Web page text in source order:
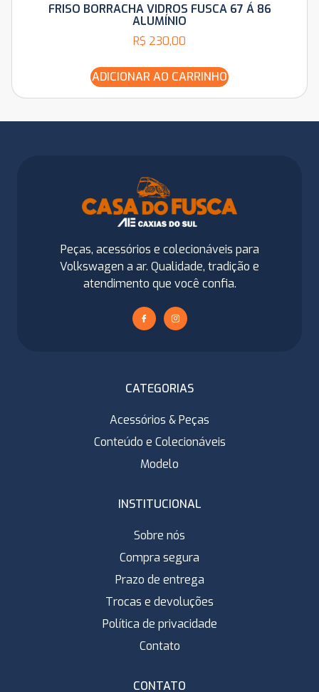
FRISO BORRACHA VIDROS FUSCA 67 Á 86
ALUMÍNIO
R$ 230,00
ADICIONAR AO CARRINHO
Peças, acessórios e colecionáveis para
Volkswagen a ar. Qualidade, tradição e
atendimento que você confia.
CATEGORIAS
Acessórios & Peças
Conteúdo e Colecionáveis
Modelo
INSTITUCIONAL
Sobre nós
Compra segura
Prazo de entrega
Trocas e devoluções
Política de privacidade
Contato
CONTATO